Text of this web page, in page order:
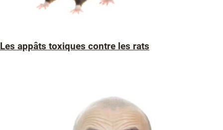
Les appâts toxiques contre les rats